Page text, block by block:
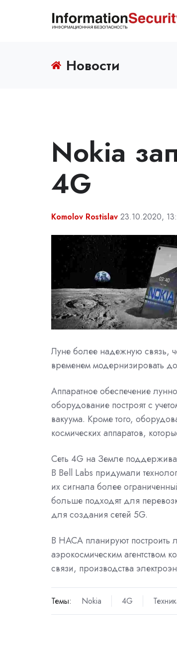
Новости
Nokia
4G
Komolov Rostislav 23.10.2020,
Луне более надежную связь,
временем модернизировать
Аппаратное обеспечение
оборудование построят с
вакуума. Кроме того,
космических аппаратов,
Сеть 4G на Земле
В Bell Labs придумали
их сигнала более
больше подходят для
для создания сетей 5G.
В НАСА планируют построить
аэрокосмическим
связи, производства
Темы: Nokia 4G